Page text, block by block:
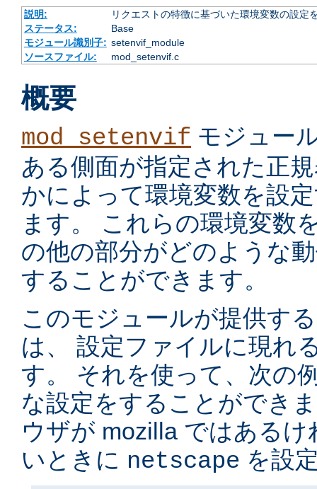
説明:
リクエストの特徴に基づいた環境変数の設定
ステータス:
Base
モジュール識別子: setenvif_module
ソースファイル:
mod_setenvif.c
概要
mod_setenvif モジュー
ある側面が指定された正
かによって環境変数を設
ます。 これらの環境変数
の他の部分がどのような
することができます。
このモジュールが提供す
は、 設定ファイルに現れ
す。 それを使って、次の
な設定をすることができ
ウザが mozilla ではある
いときに netscape を設